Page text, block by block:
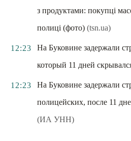
з продуктами: покупці
полиці (фото) (tsn.ua)
12:23
На Буковине задержали
который 11 дней
12:23
На Буковине задержали
полицейских, после 11
(ИА УНН)